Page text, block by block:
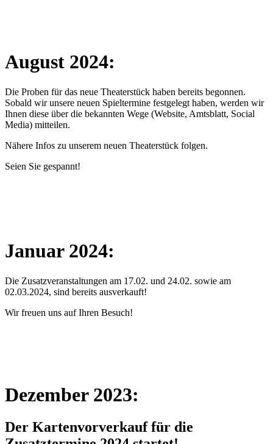
August 2024:
Die Proben für das neue Theaterstück haben bereits begonnen.
Sobald wir unsere neuen Spieltermine festgelegt haben, werden wir
Ihnen diese über die bekannten Wege (Website, Amtsblatt, Social
Media) mitteilen.
Nähere Infos zu unserem neuen Theaterstück folgen.
Seien Sie gespannt!
Januar 2024:
Die Zusatzveranstaltungen am 17.02. und 24.02. sowie am
02.03.2024, sind bereits ausverkauft!
Wir freuen uns auf Ihren Besuch!
Dezember 2023:
Der Kartenvorverkauf für die